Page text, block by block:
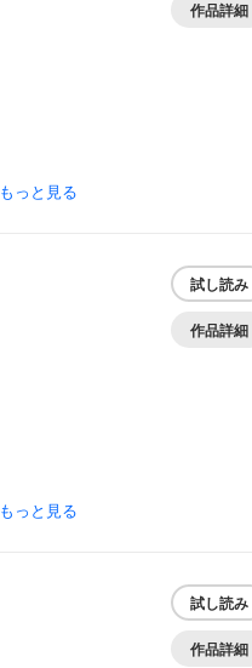
作品詳細
もっと見る
試し読み
作品詳細
もっと見る
試し読み
作品詳細